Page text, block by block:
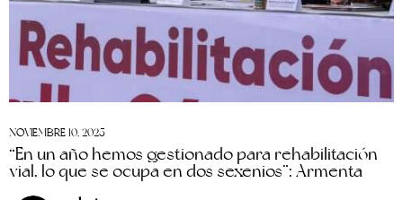
NOVIEMBRE 10, 2025
“En un año hemos gestionado para rehabilitación
vial, lo que se ocupa en dos sexenios”: Armenta